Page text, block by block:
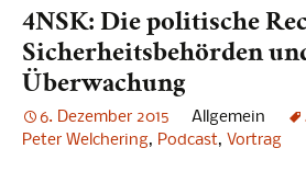
4NSK: Die politische
Sicherheitsbehörden
Überwachung
6. Dezember 2015 Allgemein
Peter Welchering, Podcast, Vortrag